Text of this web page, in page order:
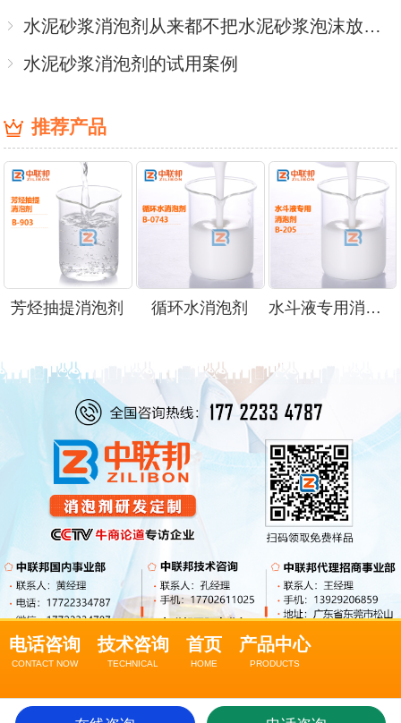
水泥砂浆消泡剂从来都不把水泥砂浆泡沫放在眼里
水泥砂浆消泡剂的试用案例
推荐产品
芳烃抽提消泡剂 循环水消泡剂 水斗液专用消泡剂
电话咨询
CONTACT NOW
技术咨询
TECHNICAL
首页
HOME
产品中心
PRODUCTS
关于我们